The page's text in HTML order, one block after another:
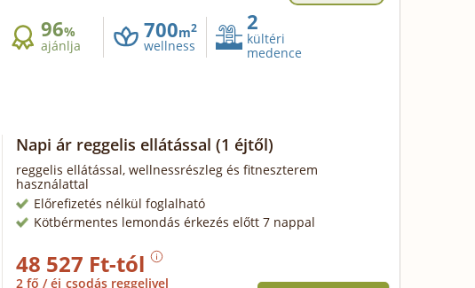
96%
ajánlja
700m2
wellness
2
kültéri
medence
Napi ár reggelis ellátással (1 éjtől)
reggelis ellátással, wellnessrészleg és fitneszterem
használattal
Előrefizetés nélkül foglalható
Kötbérmentes lemondás érkezés előtt 7 nappal
48 527 Ft-tól
2 fő / éj csodás reggelivel